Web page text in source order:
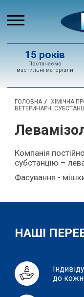
15 років
Постачаємо
мастильні матеріали
ГОЛОВНА ХІМІЧНА
ВЕТЕРИНАРНІ СУБСТАНЦІЇ
Компанія
субстанцію –
Фасування -
НАШІ
до